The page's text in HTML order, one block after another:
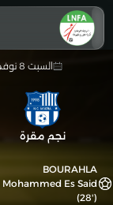
السبت 8 نوفمبر 2025
نجم مقرة
BOURAHLA
Mohammed Es Said
(28')